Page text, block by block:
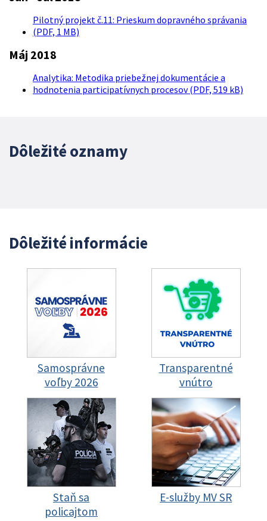
Pilotný projekt č.11: Prieskum dopravného správania
(PDF, 1 MB)
Máj 2018
Analytika: Metodika priebežnej dokumentácie a
hodnotenia participatívnych procesov (PDF, 519 kB)
Dôležité oznamy
Dôležité informácie
Samosprávne
voľby 2026
Transparentné
vnútro
Staň sa
policajtom
E-služby MV SR